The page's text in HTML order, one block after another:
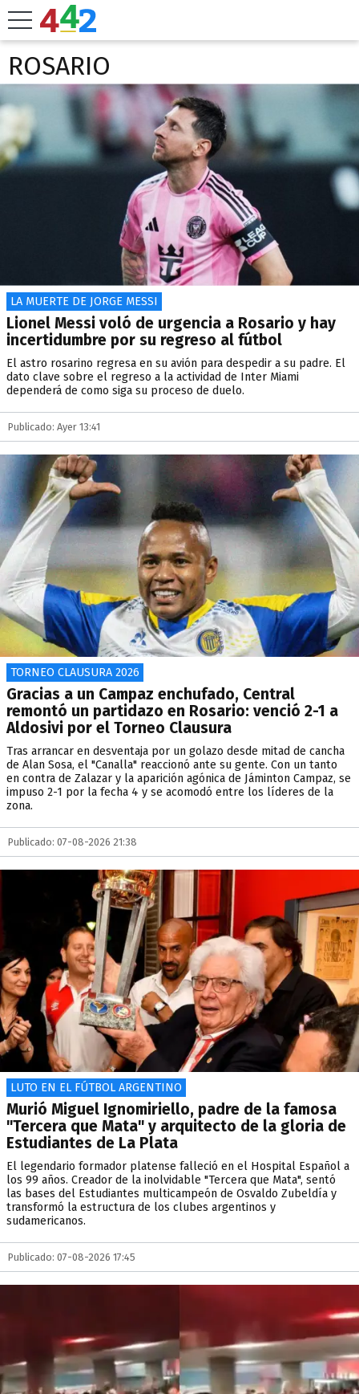
ROSARIO
LA MUERTE DE JORGE MESSI
Lionel Messi voló de urgencia a Rosario y hay
incertidumbre por su regreso al fútbol
El astro rosarino regresa en su avión para despedir a su padre. El
dato clave sobre el regreso a la actividad de Inter Miami
dependerá de como siga su proceso de duelo.
Publicado: Ayer 13:41
TORNEO CLAUSURA 2026
Gracias a un Campaz enchufado, Central
remontó un partidazo en Rosario: venció 2-1 a
Aldosivi por el Torneo Clausura
Tras arrancar en desventaja por un golazo desde mitad de cancha
de Alan Sosa, el "Canalla" reaccionó ante su gente. Con un tanto
en contra de Zalazar y la aparición agónica de Jáminton Campaz, se
impuso 2-1 por la fecha 4 y se acomodó entre los líderes de la
zona.
Publicado: 07-08-2026 21:38
LUTO EN EL FÚTBOL ARGENTINO
Murió Miguel Ignomiriello, padre de la famosa
"Tercera que Mata" y arquitecto de la gloria de
Estudiantes de La Plata
El legendario formador platense falleció en el Hospital Español a
los 99 años. Creador de la inolvidable "Tercera que Mata", sentó
las bases del Estudiantes multicampeón de Osvaldo Zubeldía y
transformó la estructura de los clubes argentinos y
sudamericanos.
Publicado: 07-08-2026 17:45